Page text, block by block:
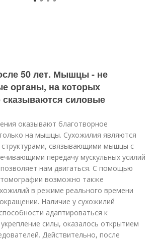
50 лет. Мышцы - не
органы, на которых
сказываются силовые
оказывают благотворное
на мышцы. Сухожилия являются
структурами, связывающими мышцы с
передачу мускульных усилий
нам двигаться. С помощью
томографии возможно также
в режиме реального времени
Наличие у сухожилий
адаптироваться к
силы, оказалось открытием
Действительно, после